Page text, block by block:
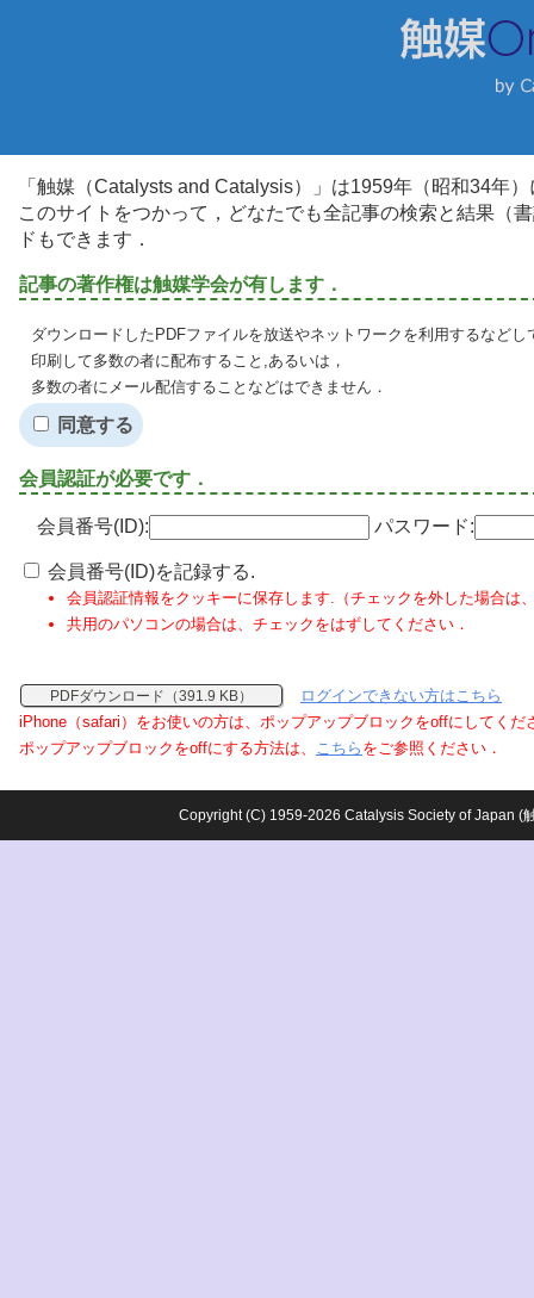
「触媒（Catalysts and Catalysis）」は1959年（昭和34年
このサイトをつかって，どなたでも全記事の検索と結果（
ドもできます．
記事の著作権は触媒学会が有します．
ダウンロードしたPDFファイルを放送やネットワークを利用するなど
印刷して多数の者に配布すること,あるいは，
多数の者にメール配信することなどはできません．
同意する
会員認証が必要です．
会員番号(ID): パスワード:
会員番号(ID)を記録する.
会員認証情報をクッキーに保存します.（チェックを外した場合は
共用のパソコンの場合は、チェックをはずしてください．
PDFダウンロード（391.9 KB）
ログインできない方はこちら
iPhone（safari）をお使いの方は、ポップアップブロックをoffにしてくだ
ポップアップブロックをoffにする方法は、 こちら をご参照ください．
Copyright (C) 1959-2026 Catalysis Society of Japan (